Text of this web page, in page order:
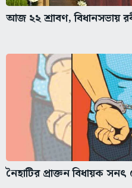
আজ ২২ শ্রাবণ, বিধানসভায়
নৈহাটির প্রাক্তন বিধায়ক সনৎ